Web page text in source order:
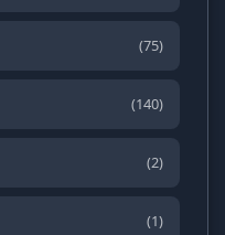
(75)
(140)
(2)
(1)